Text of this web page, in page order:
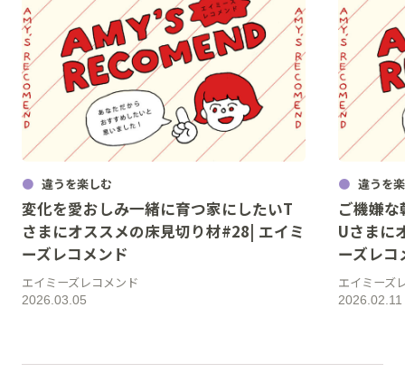
違うを楽しむ
変化を愛おしみ一緒に育つ家にしたいT
さまにオススメの床見切り材#28| エイミ
ーズレコメンド
2026.03.05
エイミーズレコメンド
違うを
ご機嫌
Uさまに
ーズレコ
2026.02.11
エイミーズ